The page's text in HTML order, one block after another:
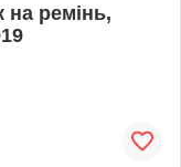
ремінь,